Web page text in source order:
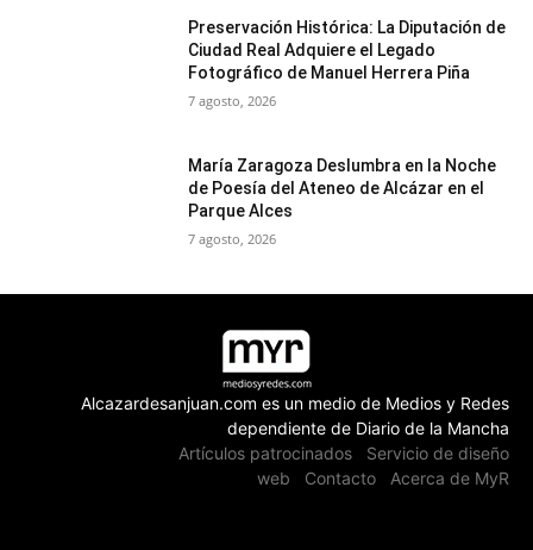
Preservación Histórica: La Diputación de
Ciudad Real Adquiere el Legado
Fotográfico de Manuel Herrera Piña
7 agosto, 2026
María Zaragoza Deslumbra en la Noche
de Poesía del Ateneo de Alcázar en el
Parque Alces
7 agosto, 2026
Alcazardesanjuan.com es un medio de Medios y Redes
dependiente de Diario de la Mancha
Artículos patrocinados
Servicio de diseño
web
Contacto Acerca de MyR